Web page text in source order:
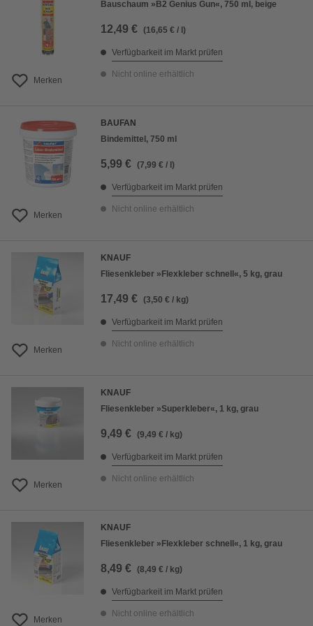
Merken
Bauschaum »B2 Genius Gun«, 750 ml, beige
12,49 € (16,65 € / l)
Verfügbarkeit im Markt prüfen
Nicht online erhältlich
Merken
BAUFAN
Bindemittel, 750 ml
5,99 € (7,99 € / l)
Verfügbarkeit im Markt prüfen
Nicht online erhältlich
Merken
KNAUF
Fliesenkleber »Flexkleber schnell«, 5 kg, grau
17,49 € (3,50 € / kg)
Verfügbarkeit im Markt prüfen
Nicht online erhältlich
Merken
KNAUF
Fliesenkleber »Superkleber«, 1 kg, grau
9,49 € (9,49 € / kg)
Verfügbarkeit im Markt prüfen
Nicht online erhältlich
Merken
KNAUF
Fliesenkleber »Flexkleber schnell«, 1 kg, grau
8,49 € (8,49 € / kg)
Verfügbarkeit im Markt prüfen
Nicht online erhältlich